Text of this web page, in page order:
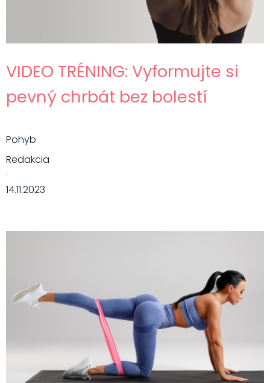
VIDEO TRÉNING: Vyformujte si
pevný chrbát bez bolestí
Pohyb
Redakcia
·
14.11.2023